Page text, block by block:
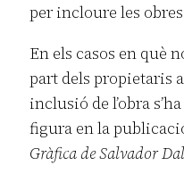
per incloure les
En els casos en què
part dels propietaris
inclusió de l’obra
figura en la
Gràfica de Salvador